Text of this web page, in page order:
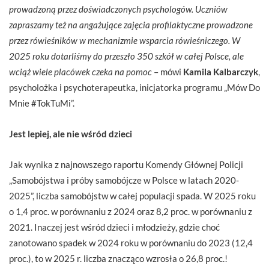
prowadzoną przez doświadczonych psychologów. Uczniów
zapraszamy też na angażujące zajęcia profilaktyczne prowadzone
przez rówieśników w mechanizmie wsparcia rówieśniczego. W
2025 roku dotarliśmy do przeszło 350 szkół w całej Polsce, ale
wciąż wiele placówek czeka na pomoc – mówi Kamila Kalbarczyk,
psycholożka i psychoterapeutka, inicjatorka programu „Mów Do
Mnie #TokTuMi”.
Jest lepiej, ale nie wśród dzieci
Jak wynika z najnowszego raportu Komendy Głównej Policji
„Samobójstwa i próby samobójcze w Polsce w latach 2020-
2025”, liczba samobójstw w całej populacji spada. W 2025 roku
o 1,4 proc. w porównaniu z 2024 oraz 8,2 proc. w porównaniu z
2021. Inaczej jest wśród dzieci i młodzieży, gdzie choć
zanotowano spadek w 2024 roku w porównaniu do 2023 (12,4
proc.), to w 2025 r. liczba znacząco wzrosła o 26,8 proc.!